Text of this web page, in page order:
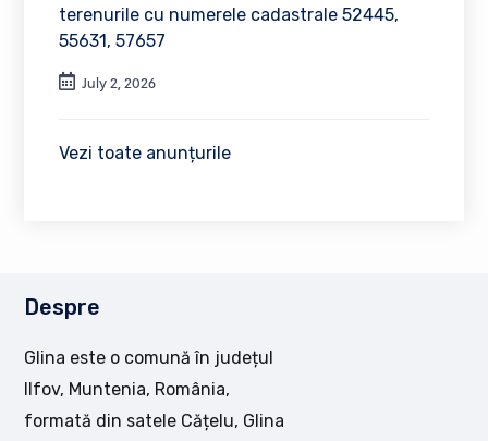
terenurile cu numerele cadastrale 52445,
55631, 57657
July 2, 2026
Vezi toate anunțurile
Despre
Glina este o comună în județul
Ilfov, Muntenia, România,
formată din satele Cățelu, Glina